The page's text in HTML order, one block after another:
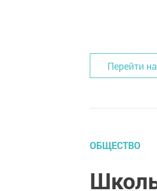
Перейти
ОБЩЕСТВО